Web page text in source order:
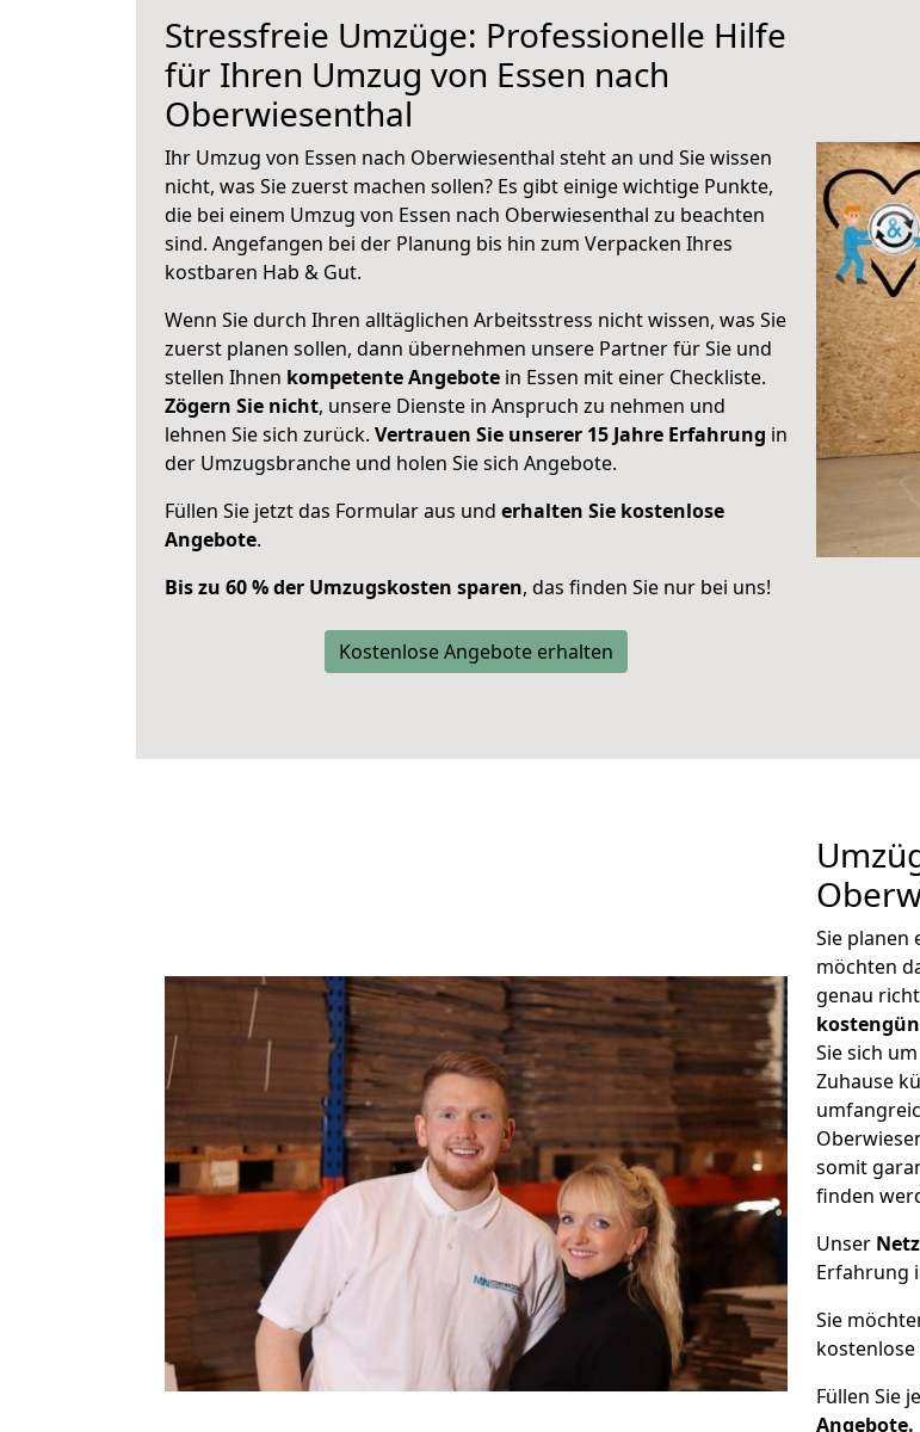
Stressfreie Umzüge: Professionelle Hilfe
für Ihren Umzug von Essen nach
Oberwiesenthal
Ihr Umzug von Essen nach Oberwiesenthal steht an und Sie wissen
nicht, was Sie zuerst machen sollen? Es gibt einige wichtige Punkte,
die bei einem Umzug von Essen nach Oberwiesenthal zu beachten
sind. Angefangen bei der Planung bis hin zum Verpacken Ihres
kostbaren Hab & Gut.
Wenn Sie durch Ihren alltäglichen Arbeitsstress nicht wissen, was Sie
zuerst planen sollen, dann übernehmen unsere Partner für Sie und
stellen Ihnen kompetente Angebote in Essen mit einer Checkliste.
Zögern Sie nicht, unsere Dienste in Anspruch zu nehmen und
lehnen Sie sich zurück. Vertrauen Sie unserer 15 Jahre Erfahrung in
der Umzugsbranche und holen Sie sich Angebote.
Füllen Sie jetzt das Formular aus und erhalten Sie kostenlose
Angebote.
Bis zu 60 % der Umzugskosten sparen, das finden Sie nur bei uns!
Kostenlose Angebote erhalten
Sie planen
möchten
genau
Sie sich
Zuhause
somit
finden
Unser
Erfahrung
Sie
Füllen Sie
Angebote.